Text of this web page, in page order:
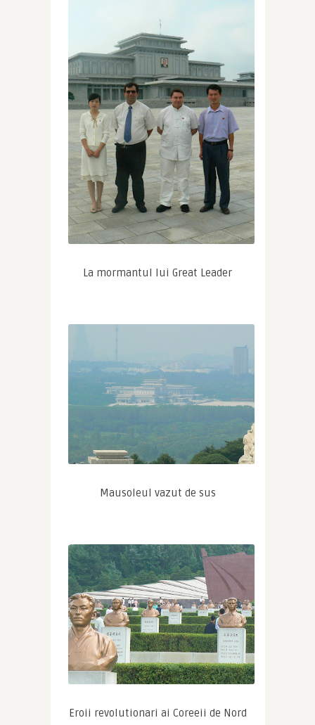
La mormantul lui Great Leader
Mausoleul vazut de sus
Eroii revolutionari ai Coreeii de Nord